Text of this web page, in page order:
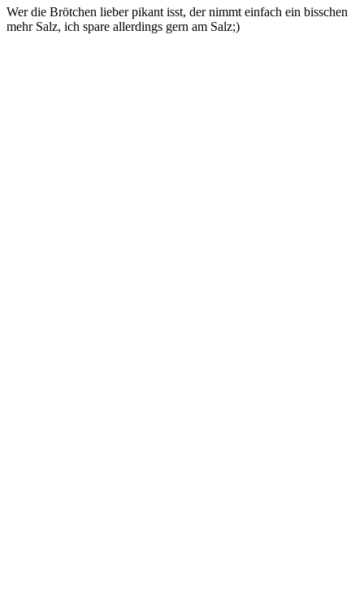
Wer die Brötchen lieber pikant isst, der nimmt einfach ein bisschen
mehr Salz, ich spare allerdings gern am Salz;)